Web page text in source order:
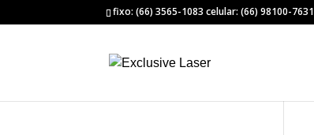
fixo: (66) 3565-1083 celular: (66) 98100-7631